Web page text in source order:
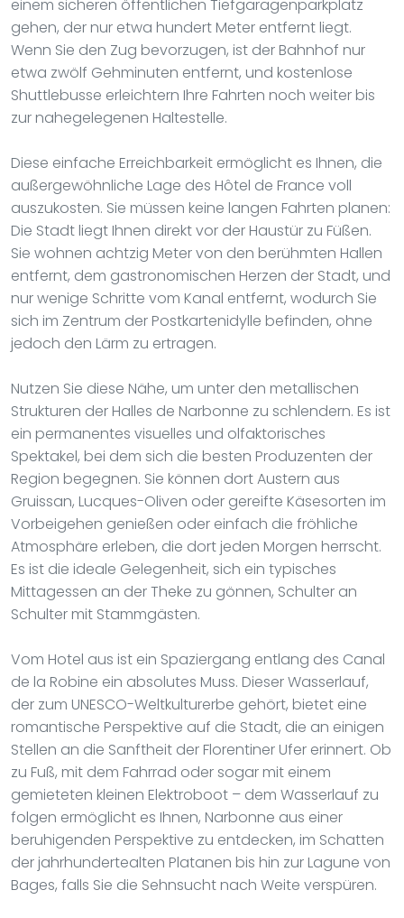
einem sicheren öffentlichen Tiefgaragenparkplatz
gehen, der nur etwa hundert Meter entfernt liegt.
Wenn Sie den Zug bevorzugen, ist der Bahnhof nur
etwa zwölf Gehminuten entfernt, und kostenlose
Shuttlebusse erleichtern Ihre Fahrten noch weiter bis
zur nahegelegenen Haltestelle.
Diese einfache Erreichbarkeit ermöglicht es Ihnen, die
außergewöhnliche Lage des Hôtel de France voll
auszukosten. Sie müssen keine langen Fahrten planen:
Die Stadt liegt Ihnen direkt vor der Haustür zu Füßen.
Sie wohnen achtzig Meter von den berühmten Hallen
entfernt, dem gastronomischen Herzen der Stadt, und
nur wenige Schritte vom Kanal entfernt, wodurch Sie
sich im Zentrum der Postkartenidylle befinden, ohne
jedoch den Lärm zu ertragen.
Nutzen Sie diese Nähe, um unter den metallischen
Strukturen der Halles de Narbonne zu schlendern. Es ist
ein permanentes visuelles und olfaktorisches
Spektakel, bei dem sich die besten Produzenten der
Region begegnen. Sie können dort Austern aus
Gruissan, Lucques-Oliven oder gereifte Käsesorten im
Vorbeigehen genießen oder einfach die fröhliche
Atmosphäre erleben, die dort jeden Morgen herrscht.
Es ist die ideale Gelegenheit, sich ein typisches
Mittagessen an der Theke zu gönnen, Schulter an
Schulter mit Stammgästen.
Vom Hotel aus ist ein Spaziergang entlang des Canal
de la Robine ein absolutes Muss. Dieser Wasserlauf,
der zum UNESCO-Weltkulturerbe gehört, bietet eine
romantische Perspektive auf die Stadt, die an einigen
Stellen an die Sanftheit der Florentiner Ufer erinnert. Ob
zu Fuß, mit dem Fahrrad oder sogar mit einem
gemieteten kleinen Elektroboot – dem Wasserlauf zu
folgen ermöglicht es Ihnen, Narbonne aus einer
beruhigenden Perspektive zu entdecken, im Schatten
der jahrhundertealten Platanen bis hin zur Lagune von
Bages, falls Sie die Sehnsucht nach Weite verspüren.